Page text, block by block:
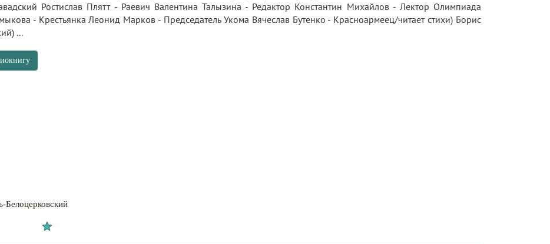
Ростислав Плятт - Раевич Валентина Талызина - Редактор Константин Михайлов - Лектор Олимпиада
- Крестьянка Леонид Марков - Председатель Укома Вячеслав Бутенко - Красноармеец/читает стихи) Борис
...
Белоцерковский